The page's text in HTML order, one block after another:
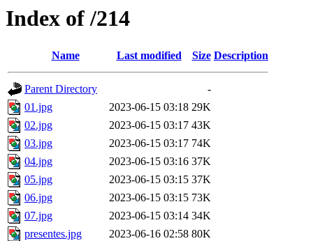
Index of /214
Name Last modified Size Description
Parent Directory
-
01.jpg
2023-06-15 03:18 29K
02.jpg
2023-06-15 03:17 43K
03.jpg
2023-06-15 03:17 74K
04.jpg
2023-06-15 03:16 37K
05.jpg
2023-06-15 03:15 37K
06.jpg
2023-06-15 03:15 73K
07.jpg
2023-06-15 03:14 34K
presentes.jpg
2023-06-16 02:58 80K